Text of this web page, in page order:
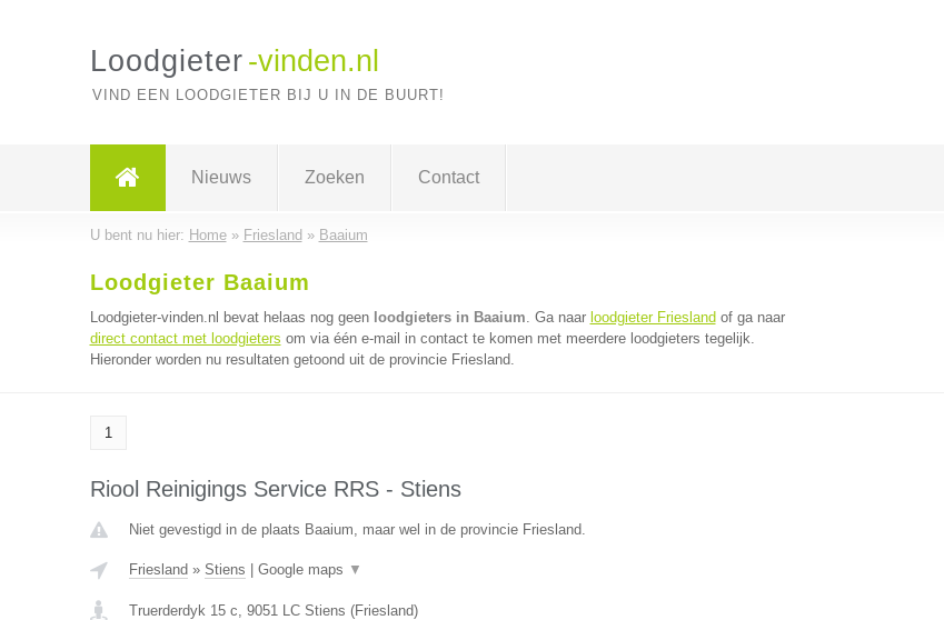
Loodgieter -vinden.nl
VIND EEN LOODGIETER BIJ U IN DE BUURT!
Nieuws Zoeken Contact
U bent nu hier: Home» Friesland » Baaium
Loodgieter Baaium
Loodgieter-vinden.nl bevat helaas nog geen loodgieters in Baaium. Ga naar loodgieter Friesland of ga naar
direct contact met loodgieters om via één e-mail in contact te komen met meerdere loodgieters tegelijk.
Hieronder worden nu resultaten getoond uit de provincie Friesland.
1
Riool Reinigings Service RRS - Stiens
Niet gevestigd in de plaats Baaium, maar wel in de provincie Friesland.
Friesland » Stiens Google maps ▼
Truerderdyk 15 c, 9051 LC Stiens (Friesland)